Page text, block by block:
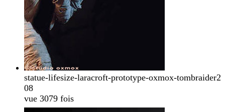
statue-lifesize-laracroft-prototype-oxmox-tombraider2
08
vue 3079 fois